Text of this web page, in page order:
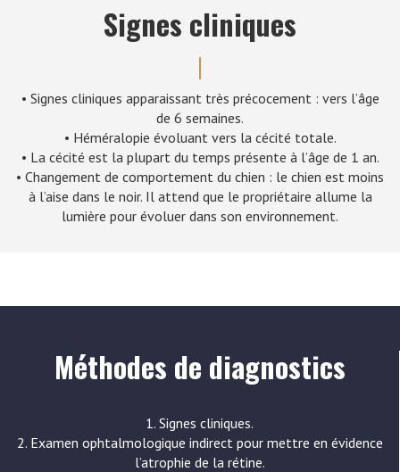
Signes cliniques
• Signes cliniques apparaissant très précocement : vers l’âge
de 6 semaines.
• Héméralopie évoluant vers la cécité totale.
• La cécité est la plupart du temps présente à l’âge de 1 an.
• Changement de comportement du chien : le chien est moins
à l’aise dans le noir. Il attend que le propriétaire allume la
lumière pour évoluer dans son environnement.
Méthodes de diagnostics
1. Signes cliniques.
2. Examen ophtalmologique indirect pour mettre en évidence
l’atrophie de la rétine.